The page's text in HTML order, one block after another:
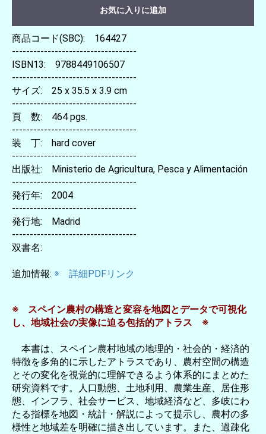
お気に入りに追加
商品コード(SBC): 164427
-----------------------------------
ISBN13: 9788449106507
-----------------------------------
サイズ: 25 x 35.5 x 3.9 cm
-----------------------------------
頁 数: 464 pgs.
-----------------------------------
装 丁: hard cover
-----------------------------------
出版社: Ministerio de Agricultura, Pesca y Alimentación
-----------------------------------
発行年: 2004
-----------------------------------
発行地: Madrid
-----------------------------------
双書名:
追加情報: ※ 詳細PDFリンク
※ スペイン農村の構造と変容を地図とデータで可視化
し、地域社会の実像に迫る包括的アトラス ※
本書は、スペイン農村地域の地理的・社会的・経済的
特徴を多角的に示したアトラスであり、農村空間の構造
とその変化を視覚的に理解できるよう体系的にまとめた
研究資料です。人口動態、土地利用、農業生産、居住形
態、インフラ、社会サービス、地域経済など、多岐にわ
たる指標を地図・統計・解説によって提示し、農村の多
様性と地域差を明確に描き出しています。また、過疎化